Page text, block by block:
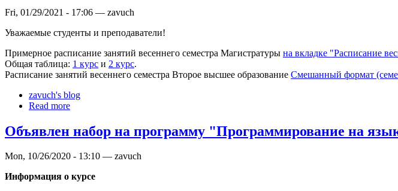
Fri, 01/29/2021 - 17:06 — zavuch
Уважаемые студенты и преподаватели!
Примерное расписание занятий весеннего семестра Магистратуры на вкладке "Расписание
Общая таблица: 1 курс и 2 курс.
Расписание занятий весеннего семестра Второе высшее образование Смешанный формат
zavuch's blog
Read more
Объявлен набор на программу "Программирование на
Mon, 10/26/2020 - 13:10 — zavuch
Информация о курсе